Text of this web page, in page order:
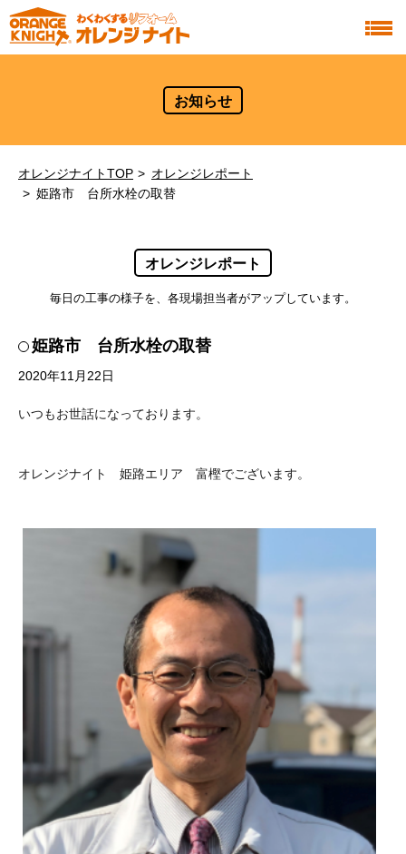
お知らせ
オレンジナイトTOP
オレンジレポート
姫路市 台所水栓の取替
オレンジレポート
毎日の工事の様子を、各現場担当者がアップしています。
姫路市 台所水栓の取替
2020年11月22日
いつもお世話になっております。
オレンジナイト 姫路エリア 富樫でございます。